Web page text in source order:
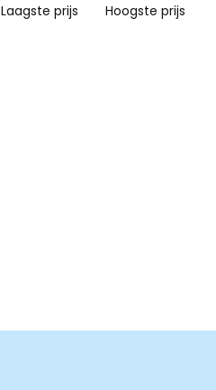
Laagste prijs Hoogste prijs